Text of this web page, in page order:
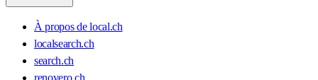
À propos de local.ch
localsearch.ch
search.ch
renovero.ch